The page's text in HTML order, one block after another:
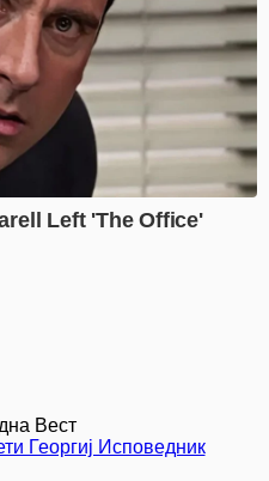
Вест
Георгиј Исповедник